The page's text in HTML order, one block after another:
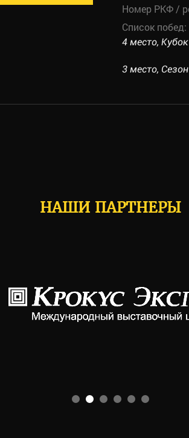
Номер РКФ /
Список побед:
4 место,
3 место,
НАШИ ПАРТНЕРЫ